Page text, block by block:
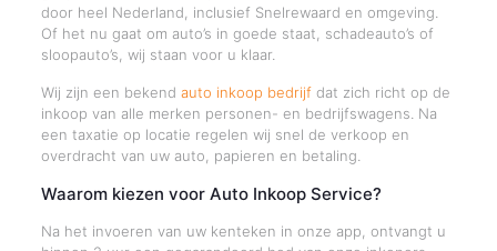
door heel Nederland, inclusief Snelrewaard en omgeving.
Of het nu gaat om auto’s in goede staat, schadeauto’s of
sloopauto’s, wij staan voor u klaar.
Wij zijn een bekend auto inkoop bedrijfdat zich richt op de
inkoop van alle merken personen- en bedrijfswagens. Na
een taxatie op locatie regelen wij snel de verkoop en
overdracht van uw auto, papieren en betaling.
Waarom kiezen voor Auto Inkoop Service?
Na het invoeren van uw kenteken in onze app, ontvangt u